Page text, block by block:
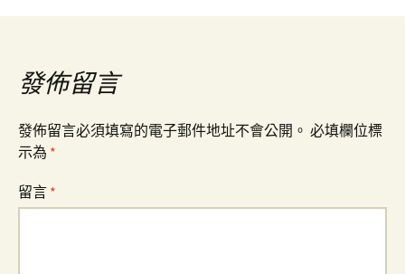
導
覽發佈留言
發佈留言必須填寫的電子郵件地址不會公開。 必填欄位標
示為 *
留言 *